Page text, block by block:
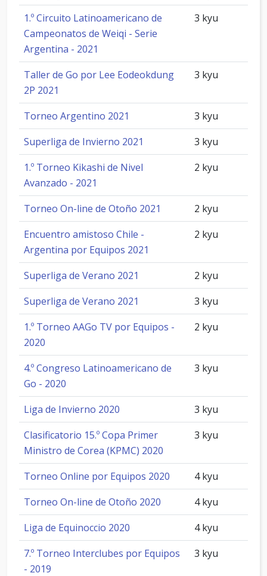
1.º Circuito Latinoamericano de
Campeonatos de Weiqi - Serie
Argentina - 2021
3 kyu
Taller de Go por Lee Eodeokdung
2P 2021
3 kyu
Torneo Argentino 2021
3 kyu
Superliga de Invierno 2021
3 kyu
1.º Torneo Kikashi de Nivel
Avanzado - 2021
2 kyu
Torneo On-line de Otoño 2021
2 kyu
Encuentro amistoso Chile -
Argentina por Equipos 2021
2 kyu
Superliga de Verano 2021
2 kyu
Superliga de Verano 2021
3 kyu
1.º Torneo AAGo TV por Equipos -
2020
2 kyu
4.º Congreso Latinoamericano de
Go - 2020
3 kyu
Liga de Invierno 2020
3 kyu
Clasificatorio 15.º Copa Primer
Ministro de Corea (KPMC) 2020
3 kyu
Torneo Online por Equipos 2020
4 kyu
Torneo On-line de Otoño 2020
4 kyu
Liga de Equinoccio 2020
4 kyu
7.º Torneo Interclubes por Equipos
- 2019
3 kyu